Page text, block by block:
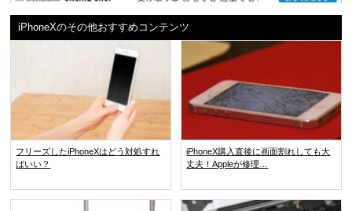
iPhoneXのその他おすすめコンテンツ
フリーズしたiPhoneXはどう対処すれ
ばいい？
iPhoneX購入直後に画面割れしても大
丈夫！Appleが修理…